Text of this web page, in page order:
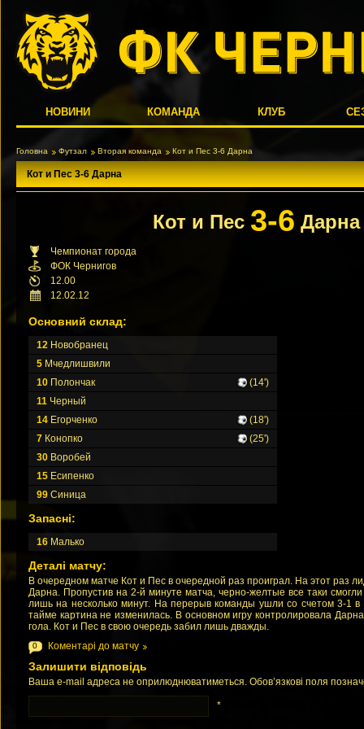
НОВИНИ КОМАНДА КЛУБ
Головна Футзал Вторая команда Кот и Пес 3-6 Дарна
Кот и Пес 3-6 Дарна
Кот и Пес 3-6 Дарна
Чемпионат города
ФОК Чернигов
12.00
12.02.12
Основний склад:
12 Новобранец
5 Мчедлишвили
10 Полончак
(14')
11 Черный
14 Егорченко
(18')
7 Конопко
(25')
30 Воробей
15 Есипенко
99 Синица
Запасні:
16 Малько
Деталі матчу:
В очередном матче Кот и Пес в очередной раз проиграл. На этот раз
Дарна. Пропустив на 2-й минуте матча, черно-желтые все таки
лишь на несколько минут. На перерыв команды ушли со счетом 3-1
тайме картина не изменилась. В основном игру контролировала
гола. Кот и Пес в свою очередь забил лишь дважды.
0 Коментарі до матчу
Залишити відповідь
Ваша e-mail адреса не оприлюднюватиметься. Обов’язкові поля
*